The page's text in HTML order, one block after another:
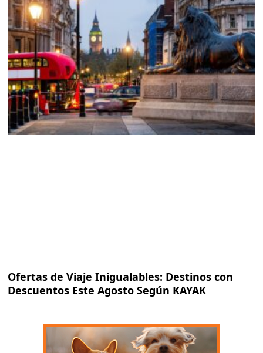
Ofertas de Viaje Inigualables: Destinos con
Descuentos Este Agosto Según KAYAK